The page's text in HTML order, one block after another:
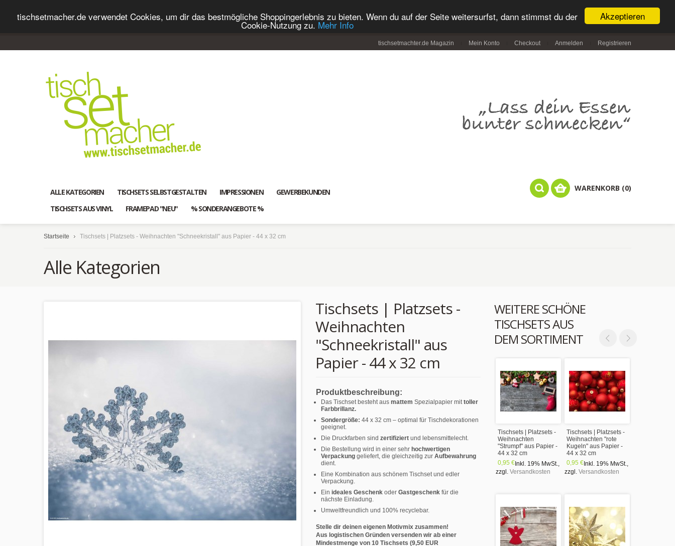
Akzeptieren
tischsetmacher.de verwendet Cookies, um dir das bestmögliche Shoppingerlebnis zu bieten. Wenn du auf der Seite weitersurfst, dann stimmst du der
Cookie-Nutzung zu. Mehr Info
tischsetmachter.de Magazin Mein Konto Checkout Anmelden Registrieren
ALLE KATEGORIEN TISCHSETS SELBSTGESTALTEN IMPRESSIONEN
GEWERBEKUNDEN
TISCHSETS AUS VINYL
FRAMEPAD "NEU" % SONDERANGEBOTE %
WARENKORB (0)
Startseite Tischsets | Platzsets - Weihnachten "Schneekristall" aus Papier - 44 x 32 cm
Alle Kategorien
WEITERE SCHÖNE
TISCHSETS AUS
DEM SORTIMENT
Tischsets | Platzsets -
Weihnachten
"Strumpf" aus Papier -
44 x 32 cm
0,95 € Inkl. 19% MwSt.,
zzgl. Versandkosten
Tischsets | Platzsets -
Weihnachten "rote
Kugeln" aus Papier -
44 x 32 cm
0,95 € Inkl. 19% MwSt.,
zzgl. Versandkosten
Tischsets | Platzsets -
Weihnachten
"Schneekristall" aus
Papier - 44 x 32 cm
Produktbeschreibung:
Das Tischset besteht aus mattem Spezialpapier mittoller
Farbbrillanz.
Sondergröße: 44 x 32 cm – optimal für Tischdekorationen
geeignet.
Die Druckfarben sind zertifiziert und lebensmittelecht.
Die Bestellung wird in einer sehr hochwertigen
Verpackung geliefert, die gleichzeitig zur Aufbewahrung
dient.
Eine Kombination aus schönem Tischset und edler
Verpackung.
Ein ideales Geschenk oder Gastgeschenk für die
nächste Einladung.
Umweltfreundlich und 100% recyclebar.
Stelle dir deinen eigenen Motivmix zusammen!
Aus logistischen Gründen versenden wir ab einer
Mindestmenge von 10 Tischsets (9,50 EUR